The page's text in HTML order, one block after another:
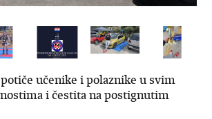
učenike i polaznike u svim
i čestita na postignutim